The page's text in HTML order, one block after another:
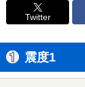
Twitter
震度1